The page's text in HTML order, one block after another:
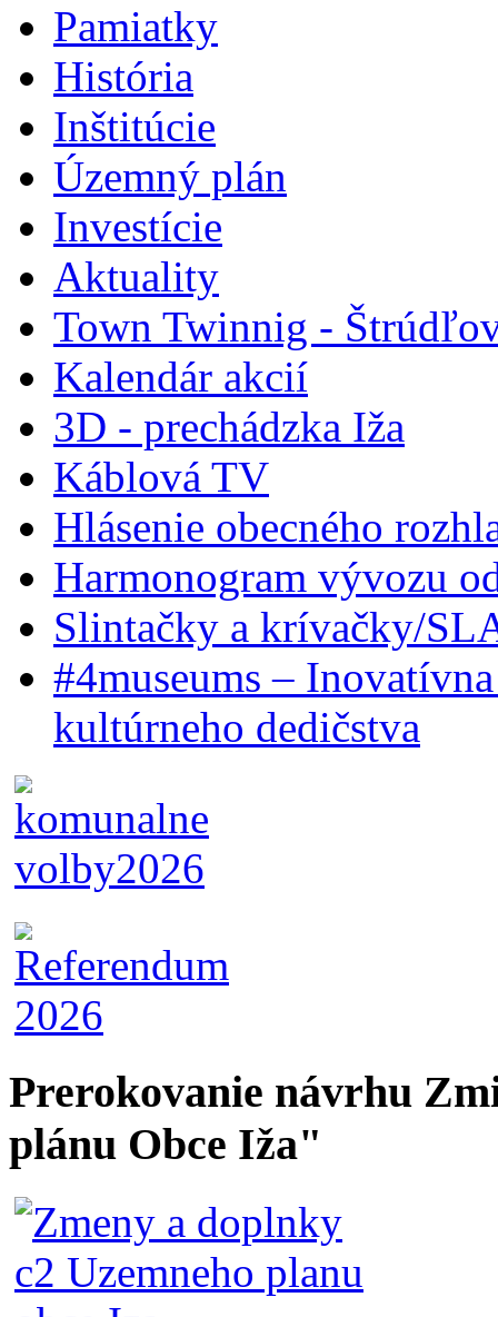
Pamiatky
História
Inštitúcie
Územný plán
Investície
Aktuality
Town Twinnig -
Kalendár akcií
3D - prechádzka Iža
Káblová TV
Hlásenie obecného
Harmonogram vývozu
Slintačky a krívačky/
#4museums –
kultúrneho dedičstva
Prerokovanie návrhu
plánu Obce Iža"